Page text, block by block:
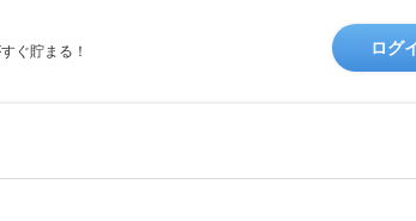
ぐ貯まる！ ログ